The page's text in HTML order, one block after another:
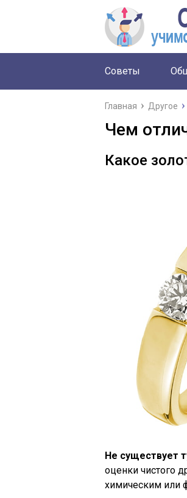
Советы
Главная Другое
Чем
Какое
Не существует
оценки чистого
химическим или